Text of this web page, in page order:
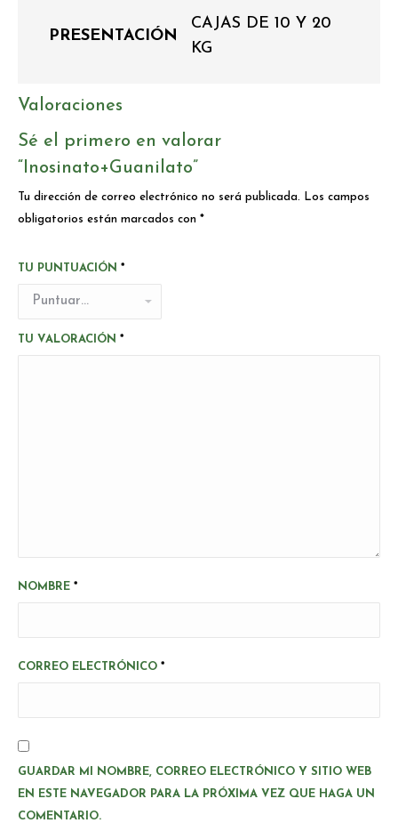
PRESENTACIÓN
CAJAS DE 10 Y 20
KG
Valoraciones
Sé el primero en valorar
“Inosinato+Guanilato”
Tu dirección de correo electrónico no será publicada.
Los campos
obligatorios están marcados con *
TU PUNTUACIÓN *
TU VALORACIÓN *
NOMBRE *
CORREO ELECTRÓNICO *
GUARDAR MI NOMBRE, CORREO ELECTRÓNICO Y SITIO WEB
EN ESTE NAVEGADOR PARA LA PRÓXIMA VEZ QUE HAGA UN
COMENTARIO.